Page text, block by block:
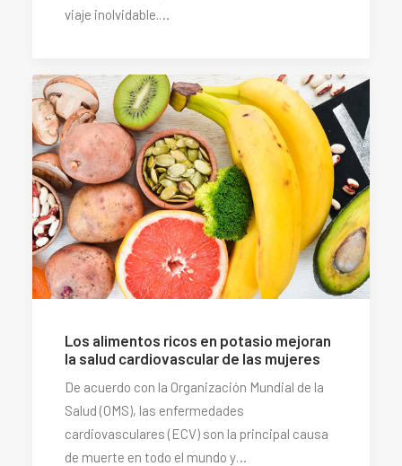
viaje inolvidable.…
Los alimentos ricos en potasio mejoran
la salud cardiovascular de las mujeres
De acuerdo con la Organización Mundial de la
Salud (OMS), las enfermedades
cardiovasculares (ECV) son la principal causa
de muerte en todo el mundo y…